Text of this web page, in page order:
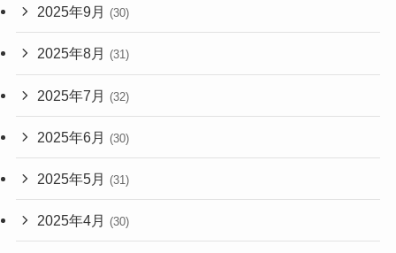
2025年9月 (30)
2025年8月 (31)
2025年7月 (32)
2025年6月 (30)
2025年5月 (31)
2025年4月 (30)